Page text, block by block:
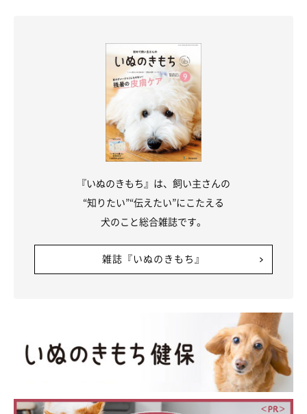
『いぬのきもち』は、飼い主さんの
“知りたい”“伝えたい”にこたえる
犬のこと総合雑誌です。
雑誌『いぬのきもち』